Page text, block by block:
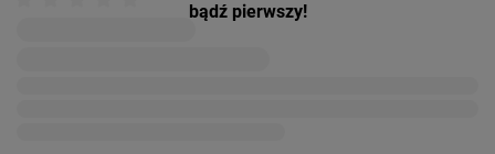
bądź pierwszy!